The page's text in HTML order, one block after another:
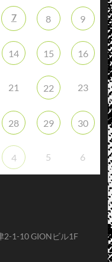
7 8 9
14 15 16
21 22 23
28 29 30
4 5 6
2-1-10 GIONビル1F